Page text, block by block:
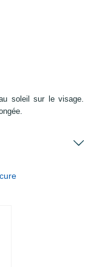
soleil sur le visage.